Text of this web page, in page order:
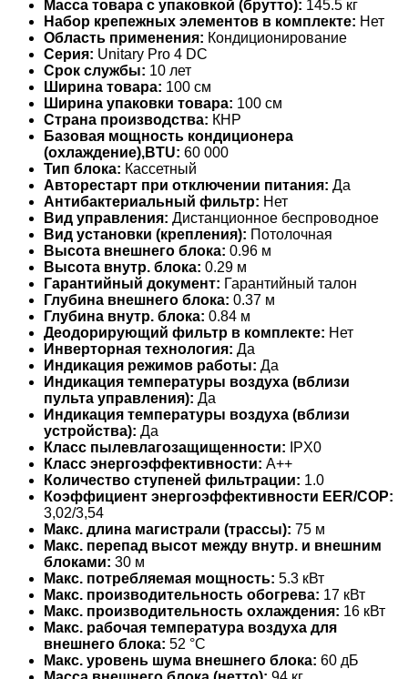
Масса товара с упаковкой (брутто): 145.5 кг
Набор крепежных элементов в комплекте: Нет
Область применения: Кондиционирование
Серия: Unitary Pro 4 DC
Срок службы: 10 лет
Ширина товара: 100 см
Ширина упаковки товара: 100 см
Страна производства: КНР
Базовая мощность кондиционера
(охлаждение),BTU: 60 000
Тип блока: Кассетный
Авторестарт при отключении питания: Да
Антибактериальный фильтр: Нет
Вид управления: Дистанционное беспроводное
Вид установки (крепления): Потолочная
Высота внешнего блока: 0.96 м
Высота внутр. блока: 0.29 м
Гарантийный документ: Гарантийный талон
Глубина внешнего блока: 0.37 м
Глубина внутр. блока: 0.84 м
Деодорирующий фильтр в комплекте: Нет
Инверторная технология: Да
Индикация режимов работы: Да
Индикация температуры воздуха (вблизи
пульта управления): Да
Индикация температуры воздуха (вблизи
устройства): Да
Класс пылевлагозащищенности: IPX0
Класс энергоэффективности: A++
Количество ступеней фильтрации: 1.0
Коэффициент энергоэффективности EER/COP:
3,02/3,54
Макс. длина магистрали (трассы): 75 м
Макс. перепад высот между внутр. и внешним
блоками: 30 м
Макс. потребляемая мощность: 5.3 кВт
Макс. производительность обогрева: 17 кВт
Макс. производительность охлаждения: 16 кВт
Макс. рабочая температура воздуха для
внешнего блока: 52 °С
Макс. уровень шума внешнего блока: 60 дБ